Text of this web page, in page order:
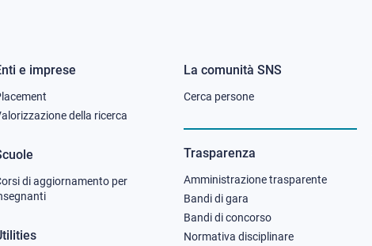
e imprese
della ricerca
di aggiornamento per
Footer
column
3
La comunità SNS
Cerca persone
Trasparenza
Amministrazione trasparente
Bandi di gara
Bandi di concorso
Normativa disciplinare